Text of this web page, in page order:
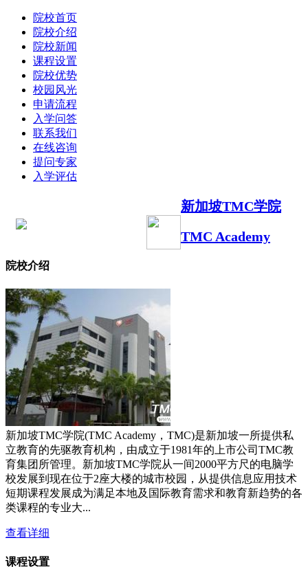
院校首页
院校介绍
院校新闻
课程设置
院校优势
校园风光
申请流程
入学问答
联系我们
在线咨询
提问专家
入学评估
新加坡TMC学院
TMC Academy
院校介绍
新加坡TMC学院(TMC Academy，TMC)是新加坡一所提供私
立教育的先驱教育机构，由成立于1981年的上市公司TMC教
育集团所管理。新加坡TMC学院从一间2000平方尺的电脑学
校发展到现在位于2座大楼的城市校园，从提供信息应用技术
短期课程发展成为满足本地及国际教育需求和教育新趋势的各
类课程的专业大...
查看详细
课程设置